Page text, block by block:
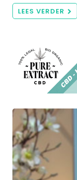
LEES VERDER